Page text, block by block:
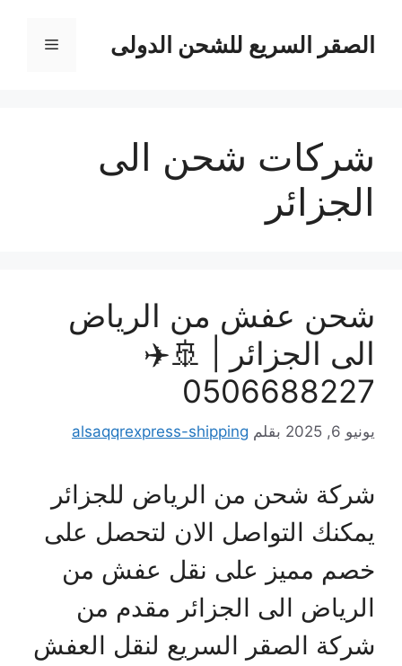
المحتوىالصقر السريع للشحن الدولى القائمة
شركات شحن الى
الجزائر
شحن عفش من الرياض
الى الجزائر | 🚢✈️
0506688227
يونيو 6, 2025 بقلم alsaqqrexpress-shipping
شركة شحن من الرياض للجزائر
يمكنك التواصل الان لتحصل على
خصم مميز على نقل عفش من
الرياض الى الجزائر مقدم من
شركة الصقر السريع لنقل العفش